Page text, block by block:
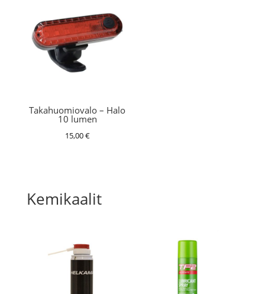
Takahuomiovalo – Halo
10 lumen
15,00€
Kemikaalit